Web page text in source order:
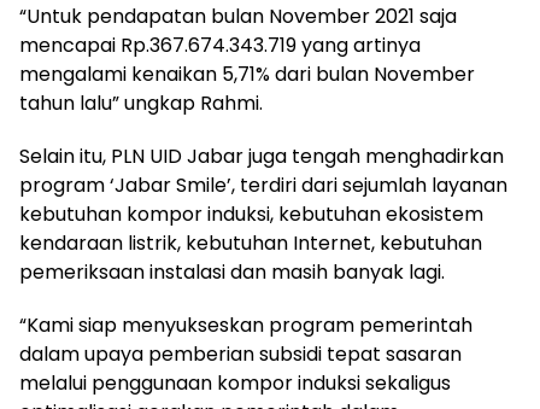
“Untuk pendapatan bulan November 2021 saja
mencapai Rp.367.674.343.719 yang artinya
mengalami kenaikan 5,71% dari bulan November
tahun lalu” ungkap Rahmi.
Selain itu, PLN UID Jabar juga tengah menghadirkan
program ‘Jabar Smile’, terdiri dari sejumlah layanan
kebutuhan kompor induksi, kebutuhan ekosistem
kendaraan listrik, kebutuhan Internet, kebutuhan
pemeriksaan instalasi dan masih banyak lagi.
“Kami siap menyukseskan program pemerintah
dalam upaya pemberian subsidi tepat sasaran
melalui penggunaan kompor induksi sekaligus